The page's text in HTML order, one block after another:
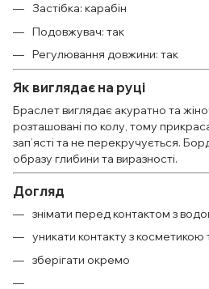
Застібка: карабін
Подовжувач: так
Регулювання довжини: так
Як виглядає на руці
Браслет виглядає акуратно та
розташовані по колу, тому
зап’ясті та не перекручується.
образу глибини та виразності.
Догляд
знімати перед контактом з
уникати контакту з
зберігати окремо